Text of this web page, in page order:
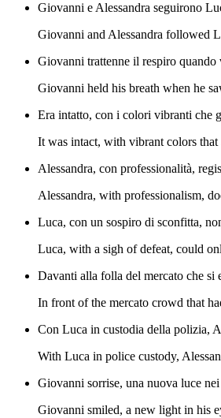
Giovanni e Alessandra seguirono
Giovanni and Alessandra followed
Giovanni trattenne il respiro
Giovanni held his breath when he
Era intatto, con i colori vibranti che
It was intact, with vibrant colors that
Alessandra, con professionalità,
Alessandra, with professionalism,
Luca, con un sospiro di sconfitta,
Luca, with a sigh of defeat, could
Davanti alla folla del mercato che si
In front of the mercato crowd that
Con Luca in custodia della polizia,
With Luca in police custody,
Giovanni sorrise, una nuova luce
Giovanni smiled, a new light in his